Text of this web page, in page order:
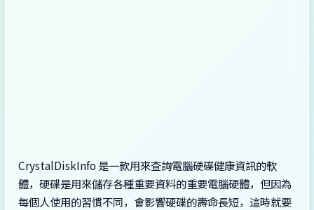
CrystalDiskInfo 是一款用來查詢電腦硬碟健康資訊的軟
體，硬碟是用來儲存各種重要資料的重要電腦硬體，但因為
每個人使用的習慣不同，會影響硬碟的壽命長短，這時就要